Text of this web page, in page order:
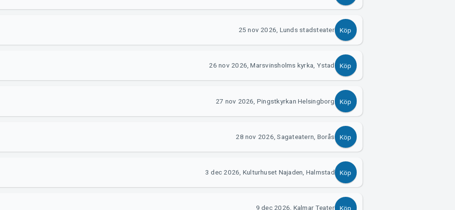
25 nov 2026, Lunds stadsteater Köp
26 nov 2026, Marsvinsholms kyrka, Ystad Köp
27 nov 2026, Pingstkyrkan Helsingborg Köp
28 nov 2026, Sagateatern, Borås Köp
3 dec 2026, Kulturhuset Najaden, Halmstad Köp
9 dec 2026, Kalmar Teater Köp